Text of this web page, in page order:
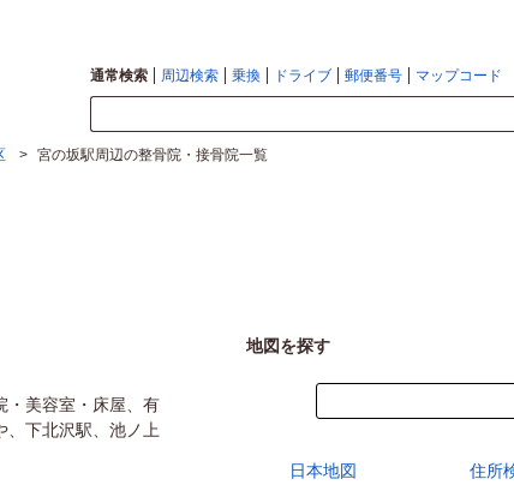
通常検索 周辺検索 乗換 ドライブ 郵便番号 マップコード
> 宮の坂駅周辺の整骨院・接骨院一覧
・美容室・床屋、有
、下北沢駅、池ノ上
地図を探す
日本地図 住所